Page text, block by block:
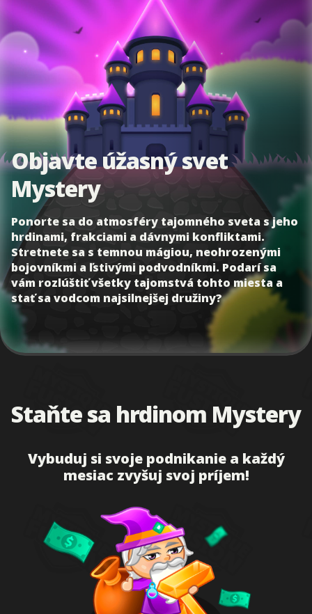
Objavte úžasný svet
Mystery
Ponorte sa do atmosféry tajomného sveta s jeho
hrdinami, frakciami a dávnymi konfliktami.
Stretnete sa s temnou mágiou, neohrozenými
bojovníkmi a ľstivými podvodníkmi. Podarí sa
vám rozlúštiť všetky tajomstvá tohto miesta a
stať sa vodcom najsilnejšej družiny?
Staňte sa hrdinom Mystery
Vybuduj si svoje podnikanie a každý
mesiac zvyšuj svoj príjem!